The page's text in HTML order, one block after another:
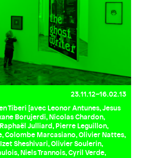
23.11.12–16.02.13
Tiberi [avec Leonor Antunes, Jesus
Borujerdi, Nicolas Chardon,
Julliard, Pierre Leguillon,
Colombe Marcasiano, Olivier Nattes,
Sheshivari, Olivier Soulerin,
Niels Trannois, Cyril Verde,